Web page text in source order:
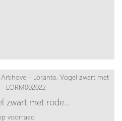
zwart met rode…
voorraad